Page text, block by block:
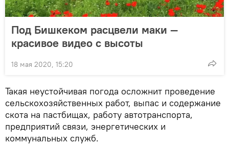
Под Бишкеком расцвели маки —
красивое видео с высоты
18 мая 2020, 15:20
Такая неустойчивая погода осложнит проведение
сельскохозяйственных работ, выпас и содержание
скота на пастбищах, работу автотранспорта,
предприятий связи, энергетических и
коммунальных служб.